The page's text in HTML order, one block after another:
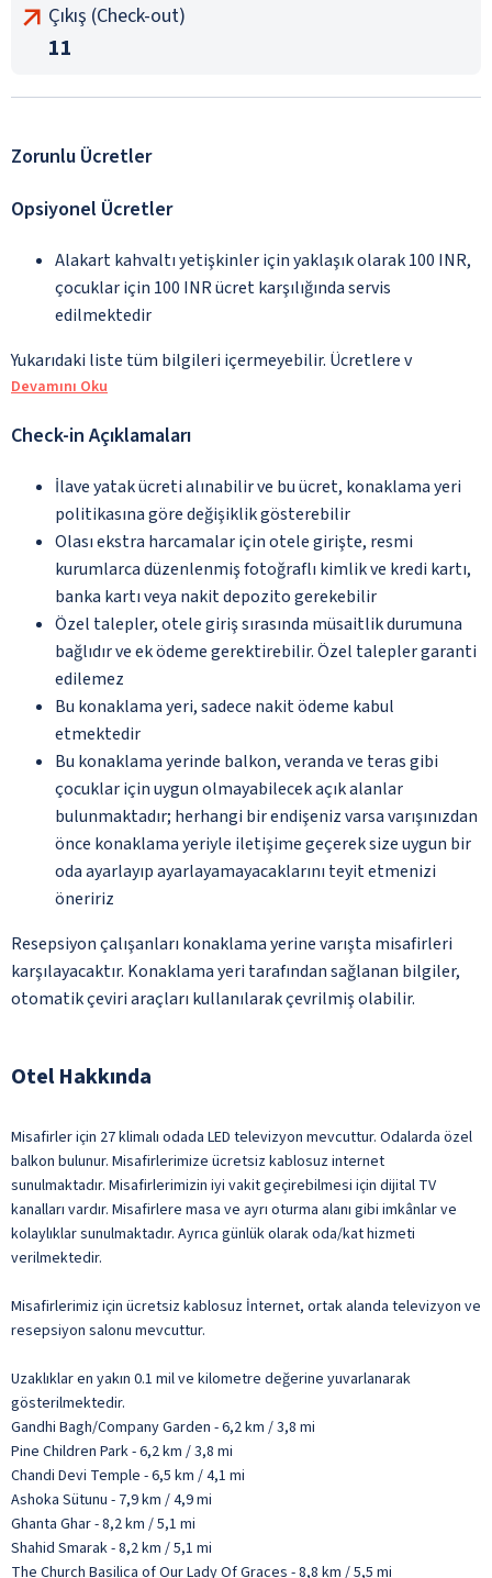
Çıkış (Check-out)
11
Zorunlu Ücretler
Opsiyonel Ücretler
Alakart kahvaltı yetişkinler için yaklaşık olarak 100 INR,
çocuklar için 100 INR ücret karşılığında servis
edilmektedir
Yukarıdaki liste tüm bilgileri içermeyebilir. Ücretlere v
Devamını Oku
Check-in Açıklamaları
İlave yatak ücreti alınabilir ve bu ücret, konaklama yeri
politikasına göre değişiklik gösterebilir
Olası ekstra harcamalar için otele girişte, resmi
kurumlarca düzenlenmiş fotoğraflı kimlik ve kredi kartı,
banka kartı veya nakit depozito gerekebilir
Özel talepler, otele giriş sırasında müsaitlik durumuna
bağlıdır ve ek ödeme gerektirebilir. Özel talepler garanti
edilemez
Bu konaklama yeri, sadece nakit ödeme kabul
etmektedir
Bu konaklama yerinde balkon, veranda ve teras gibi
çocuklar için uygun olmayabilecek açık alanlar
bulunmaktadır; herhangi bir endişeniz varsa varışınızdan
önce konaklama yeriyle iletişime geçerek size uygun bir
oda ayarlayıp ayarlayamayacaklarını teyit etmenizi
öneririz
Resepsiyon çalışanları konaklama yerine varışta misafirleri
karşılayacaktır. Konaklama yeri tarafından sağlanan bilgiler,
otomatik çeviri araçları kullanılarak çevrilmiş olabilir.
Otel Hakkında
Misafirler için 27 klimalı odada LED televizyon mevcuttur. Odalarda özel
balkon bulunur. Misafirlerimize ücretsiz kablosuz internet
sunulmaktadır. Misafirlerimizin iyi vakit geçirebilmesi için dijital TV
kanalları vardır. Misafirlere masa ve ayrı oturma alanı gibi imkânlar ve
kolaylıklar sunulmaktadır. Ayrıca günlük olarak oda/kat hizmeti
verilmektedir.
Misafirlerimiz için ücretsiz kablosuz İnternet, ortak alanda televizyon ve
resepsiyon salonu mevcuttur.
Uzaklıklar en yakın 0.1 mil ve kilometre değerine yuvarlanarak
gösterilmektedir.
Gandhi Bagh/Company Garden - 6,2 km / 3,8 mi
Pine Children Park - 6,2 km / 3,8 mi
Chandi Devi Temple - 6,5 km / 4,1 mi
Ashoka Sütunu - 7,9 km / 4,9 mi
Ghanta Ghar - 8,2 km / 5,1 mi
Shahid Smarak - 8,2 km / 5,1 mi
The Church Basilica of Our Lady Of Graces - 8,8 km / 5,5 mi